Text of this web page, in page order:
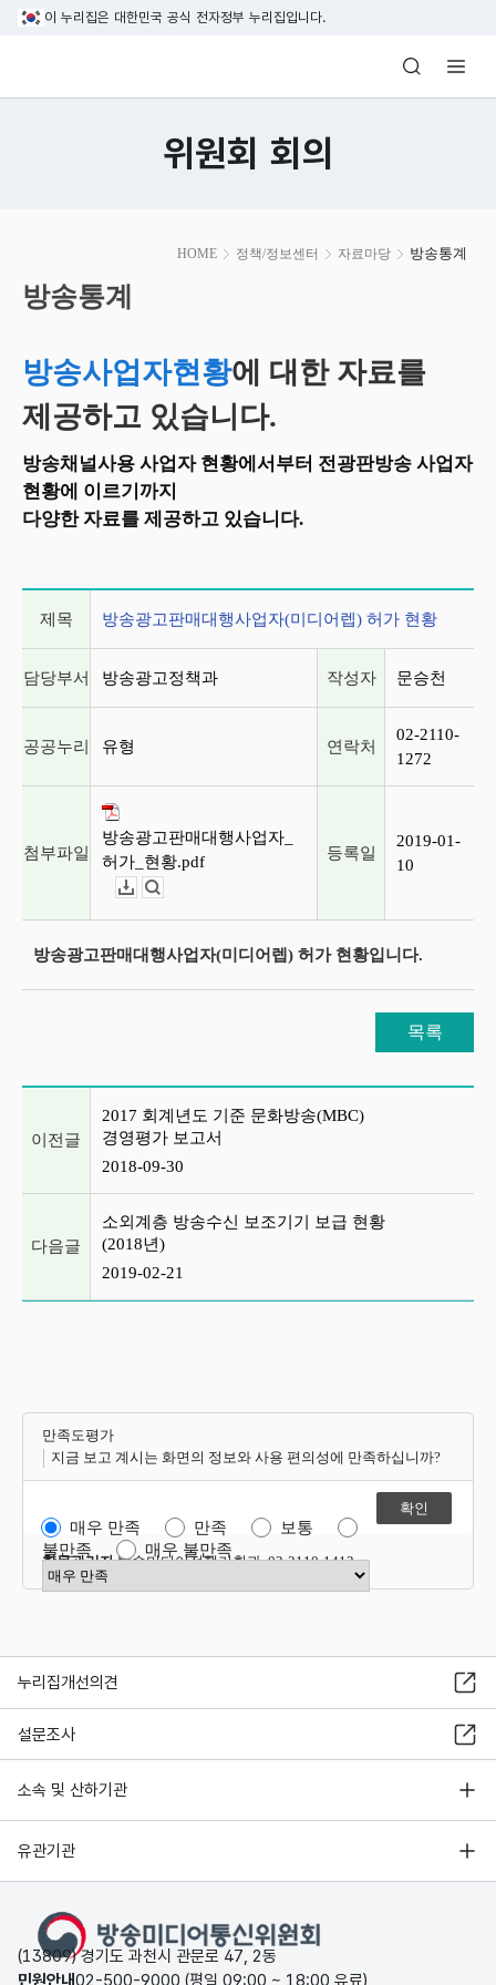
본문 바로가기
이 누리집은 대한민국 공식 전자정부 누리집입니다.
방송미디어통신위원회 Korea Media
위원회 회의
HOME 정책/정보센터 자료마당 방송통계
시
작
방송통계
방송사업자현황에 대한 자료를
제공하고 있습니다.
방송채널사용 사업자 현황에서부터 전광판방송 사업자
현황에 이르기까지
다양한 자료를 제공하고 있습니다.
제목 방송광고판매대행사업자(미디어렙) 허가 현황
담당부서 방송광고정책과 작성자 문승천
공공누리 유형 연락처
02-2110-
1272
첨부파일
방송광고판매대행사업자_
허가_현황.pdf
등록일
2019-01-
10
방송광고판매대행사업자(미디어렙) 허가 현황입니다.
목록
이전글
2017 회계년도 기준 문화방송(MBC)
경영평가 보고서
2018-09-30
다음글
소외계층 방송수신 보조기기 보급 현황
(2018년)
2019-02-21
만족도평가
지금 보고 계시는 화면의 정보와 사용 편의성에 만족하십니까?
매우 만족 만족
보통
불만족
매우 불만족
만족도 점수 선택
항목관리자방송미디어정책기획과 02-2110-1412
누리집개선의견
설문조사
소속 및 산하기관
유관기관
(13809) 경기도 과천시 관문로 47, 2동
민원안내02-500-9000 (평일 09:00 ~ 18:00 유료)